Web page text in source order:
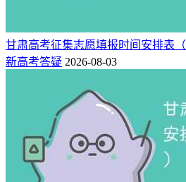
甘肃高考征集志愿填报时间安排表（
新高考答疑 2026-08-03